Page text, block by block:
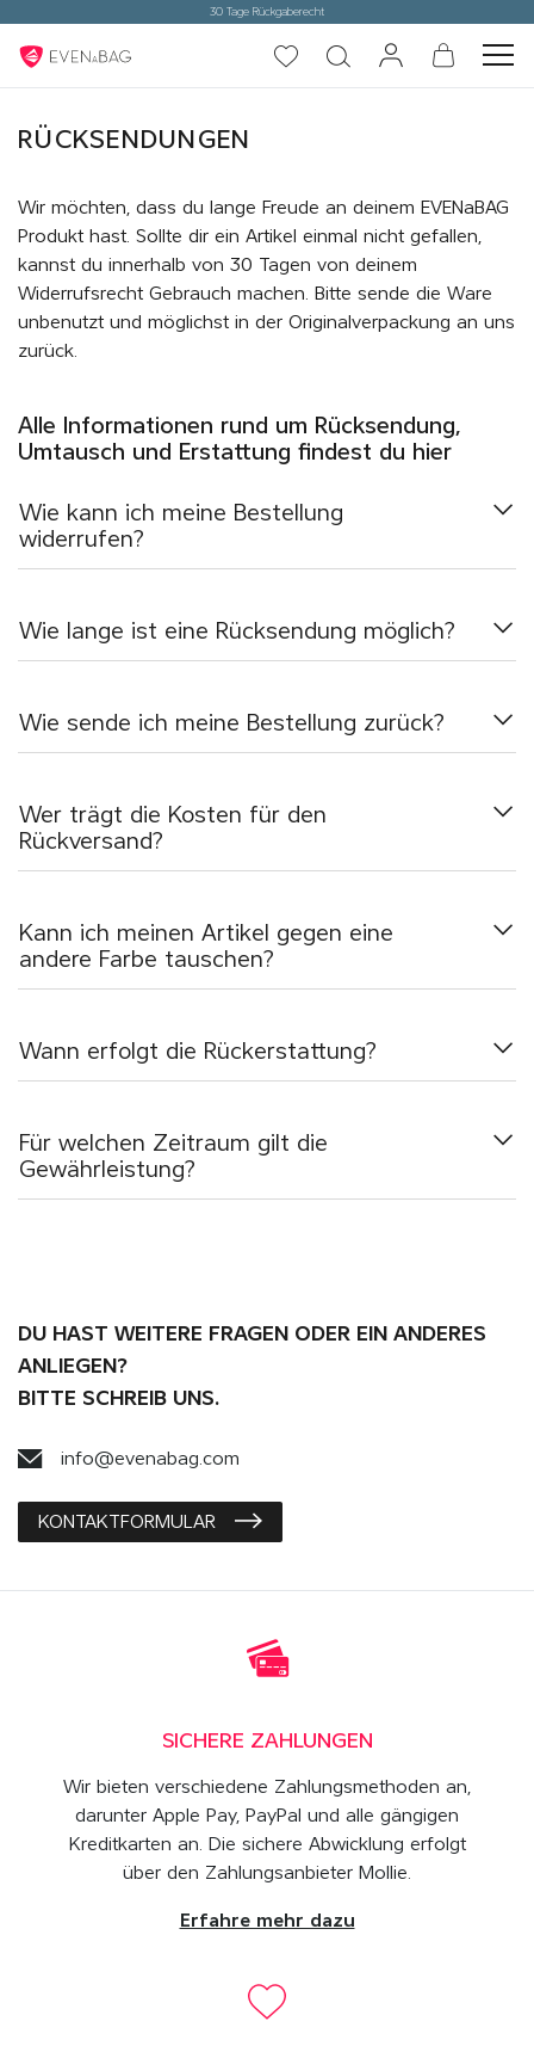
RÜCKSENDUNGEN
Wir möchten, dass du lange Freude an deinem EVENaBAG
Produkt hast. Sollte dir ein Artikel einmal nicht gefallen,
kannst du innerhalb von 30 Tagen von deinem
Widerrufsrecht Gebrauch machen. Bitte sende die Ware
unbenutzt und möglichst in der Originalverpackung an uns
zurück.
Alle Informationen rund um Rücksendung,
Umtausch und Erstattung findest du hier
Wie kann ich meine Bestellung
widerrufen?
Wie lange ist eine Rücksendung möglich?
Wie sende ich meine Bestellung zurück?
Wer trägt die Kosten für den
Rückversand?
Kann ich meinen Artikel gegen eine
andere Farbe tauschen?
Wann erfolgt die Rückerstattung?
Für welchen Zeitraum gilt die
Gewährleistung?
DU HAST WEITERE FRAGEN ODER EIN ANDERES
ANLIEGEN?
BITTE SCHREIB UNS.
info@evenabag.com
KONTAKTFORMULAR
SICHERE ZAHLUNGEN
Wir bieten verschiedene Zahlungsmethoden an,
darunter Apple Pay, PayPal und alle gängigen
Kreditkarten an. Die sichere Abwicklung erfolgt
über den Zahlungsanbieter Mollie.
Erfahre mehr dazu